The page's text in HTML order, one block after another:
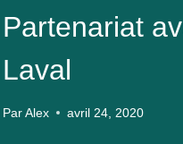
Partenariat
Laval
Par Alex avril 24, 2020